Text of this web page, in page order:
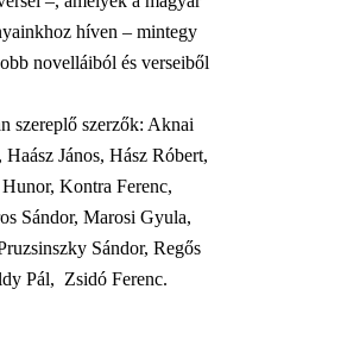
híven – mintegy
novelláiból és verseiből
szereplő szerzők: Aknai
János, Hász Róbert,
Kontra Ferenc,
Sándor, Marosi Gyula,
Sándor, Regős
Pál, Zsidó Ferenc.